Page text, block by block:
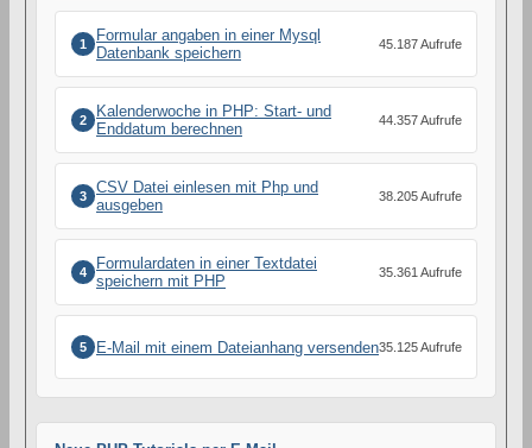
1
Formular angaben in einer Mysql
Datenbank speichern
45.187 Aufrufe
2
Kalenderwoche in PHP: Start- und
Enddatum berechnen
44.357 Aufrufe
3
CSV Datei einlesen mit Php und
ausgeben
38.205 Aufrufe
4
Formulardaten in einer Textdatei
speichern mit PHP
35.361 Aufrufe
5 E-Mail mit einem Dateianhang versenden35.125 Aufrufe